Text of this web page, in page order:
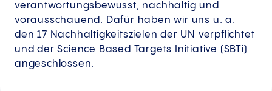
verantwortungsbewusst, nachhaltig und
vorausschauend. Dafür haben wir uns u. a.
den 17 Nachhaltigkeitszielen der UN verpflichtet
und der Science Based Targets Initiative (SBTi)
angeschlossen.